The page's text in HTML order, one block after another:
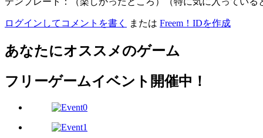
ログインしてコメントを書く または Freem！IDを作成
あなたにオススメのゲーム
フリーゲームイベント開催中！